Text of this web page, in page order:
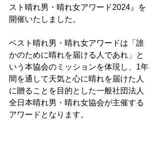
スト晴れ男・晴れ女アワード2024』を
開催いたしました。
ベスト晴れ男・晴れ女アワードは「誰
かのために晴れを届ける人であれ」と
いう本協会のミッションを体現し、1年
間を通して天気と心に晴れを届けた人
に贈ることを目的とした一般社団法人
全日本晴れ男・晴れ女協会が主催する
アワードとなります。